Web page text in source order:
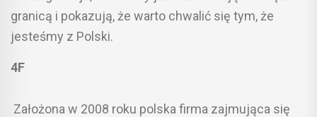
granicą i pokazują, że warto chwalić się tym, że
jesteśmy z Polski.
4F
Założona w 2008 roku polska firma zajmująca się